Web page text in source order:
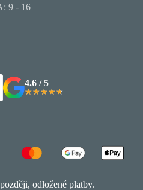
9 - 16
4.6 / 5
★★★★★
★★★★★
odložené platby.